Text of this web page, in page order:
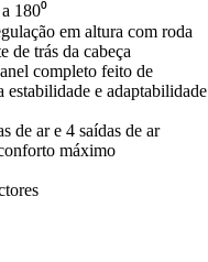
180⁰
em altura com roda
de trás da cabeça
completo feito de
e adaptabilidade
de ar e 4 saídas de ar
máximo